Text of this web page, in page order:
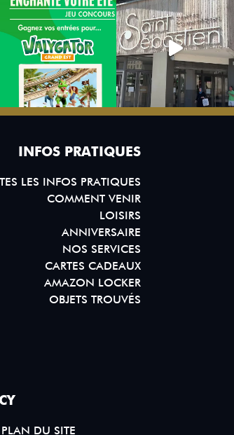
INFOS PRATIQUES
LES INFOS PRATIQUES
COMMENT VENIR
LOISIRS
ANNIVERSAIRE
NOS SERVICES
CARTES CADEAUX
AMAZON LOCKER
OBJETS TROUVÉS
PLAN DU SITE